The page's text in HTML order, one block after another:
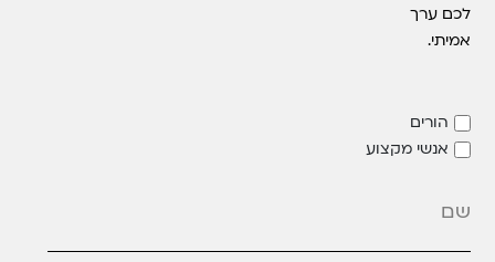
לכם ערך
אמיתי.
הורים
אנשי מקצוע